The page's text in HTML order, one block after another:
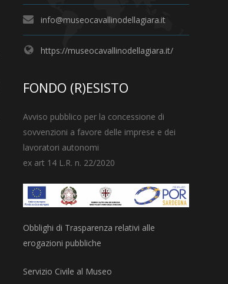
info@museocavallinodellagiara.it
https://museocavallinodellagiara.it/
FONDO (R)ESISTO
Avviso pubblico per la concessione di
sovvenzioni a favore delle imprese e dei
lavoratori autonomi
ex art 14 L.R. n. 22/2020
Obblighi di Trasparenza relativi alle
erogazioni pubbliche
Servizio Civile al Museo